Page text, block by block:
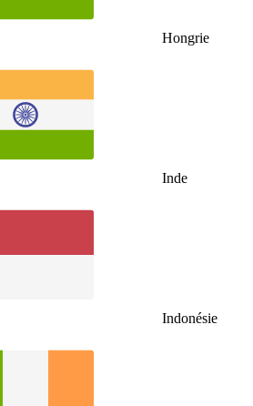
Hongrie
Inde
Indonésie